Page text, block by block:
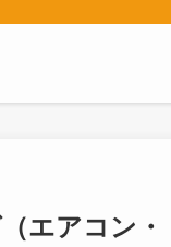
エアコン・